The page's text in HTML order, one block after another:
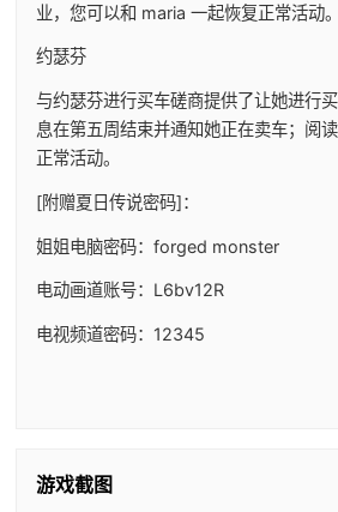
业，您可以和 maria 一起恢复正常活动。
约瑟芬
与约瑟芬进行买车磋商提供了让她进行
息在第五周结束并通知她正在卖车；阅
正常活动。
[附赠夏日传说密码]：
姐姐电脑密码：forged monster
电动画道账号：L6bv12R
电视频道密码：12345
游戏截图